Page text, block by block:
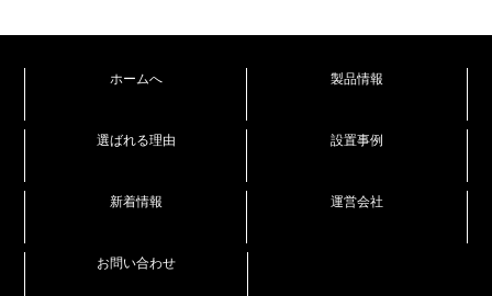
ホームへ 製品情報
選ばれる理由 設置事例
新着情報 運営会社
お問い合わせ